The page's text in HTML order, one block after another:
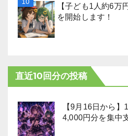
【子ども1人約6万
を開始します！
直近10回分の投稿
【9月16日から
4,000円分を集中